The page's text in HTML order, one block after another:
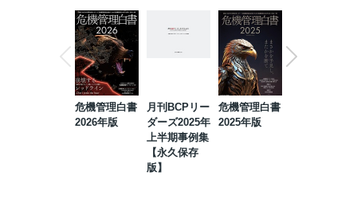
危機管理白書
2026年版
月刊BCPリー
ダーズ2025年
上半期事例集
【永久保存
版】
危機管理白書
2025年版